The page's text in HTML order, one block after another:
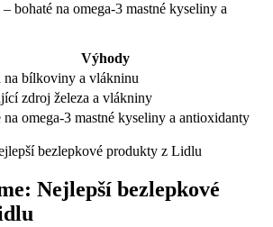
⁢ – bohaté ‍na omega-3 mastné kyseliny a​
Výhody
na bílkoviny a vlákninu
​zdroj železa a vlákniny
na ⁢omega-3 ‍mastné ⁤kyseliny a antioxidanty
Nejlepší bezlepkové